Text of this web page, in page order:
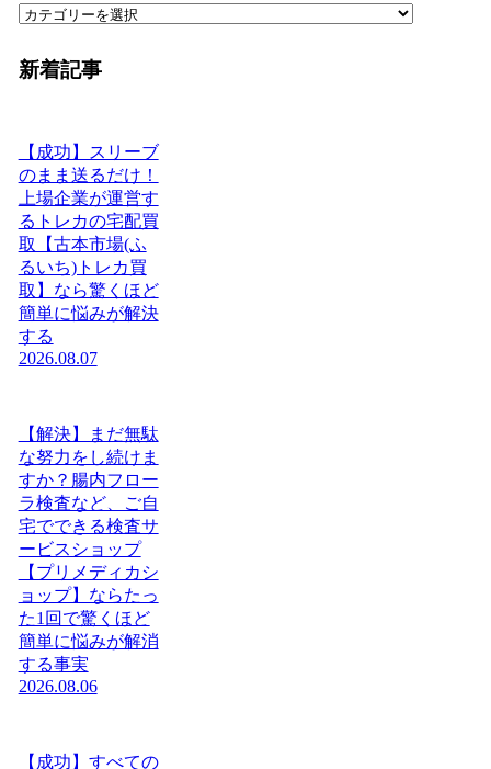
新着記事
【成功】スリーブ
のまま送るだけ！
上場企業が運営す
るトレカの宅配買
取【古本市場(ふ
るいち)トレカ買
取】なら驚くほど
簡単に悩みが解決
する
2026.08.07
【解決】まだ無駄
な努力をし続けま
すか？腸内フロー
ラ検査など、ご自
宅でできる検査サ
ービスショップ
【プリメディカシ
ョップ】ならたっ
た1回で驚くほど
簡単に悩みが解消
する事実
2026.08.06
【成功】すべての